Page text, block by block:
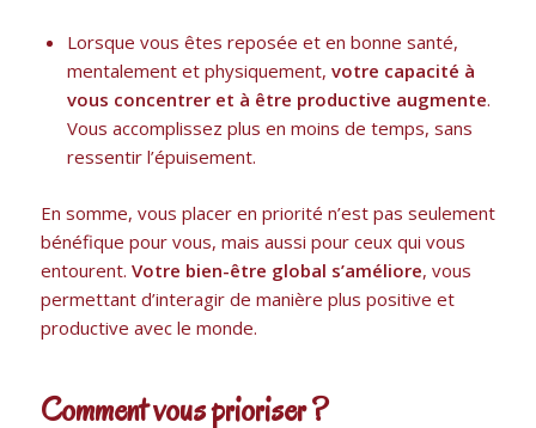
Lorsque vous êtes reposée et en bonne santé,
mentalement et physiquement, votre capacité à
vous concentrer et à être productive augmente.
Vous accomplissez plus en moins de temps, sans
ressentir l’épuisement.
En somme, vous placer en priorité n’est pas seulement
bénéfique pour vous, mais aussi pour ceux qui vous
entourent. Votre bien-être global s’améliore, vous
permettant d’interagir de manière plus positive et
productive avec le monde.
Comment vous prioriser ?